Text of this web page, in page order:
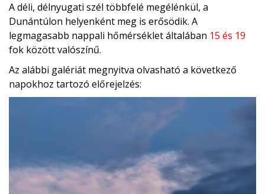
A déli, délnyugati szél többfelé megélénkül, a
Dunántúlon helyenként meg is erősödik. A
legmagasabb nappali hőmérséklet általában 15 és 19
fok között valószínű.
Az alábbi galériát megnyitva olvasható a következő
napokhoz tartozó előrejelzés: